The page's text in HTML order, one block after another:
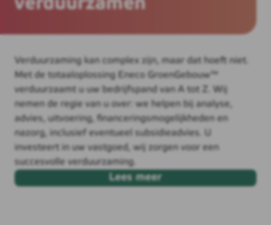
Verduurzaming kan complex zijn, maar dat hoeft niet.
Met de totaaloplossing Eneco GroenGebouw™
verduurzaamt u uw bedrijfspand van A tot Z. Wij
nemen de regie van u over: we helpen bij analyse,
advies, uitvoering, financeringsmogelijkheden en
nazorg, inclusief eventueel subsidieadvies. U
investeert in uw vastgoed, wij zorgen voor een
succesvolle verduurzaming.
Lees meer